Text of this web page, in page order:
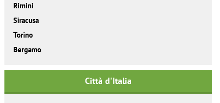
Rimini
Siracusa
Torino
Bergamo
Città d'Italia